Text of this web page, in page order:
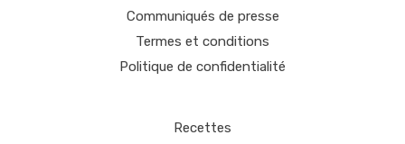
Communiqués de presse
Termes et conditions
Politique de confidentialité
Recettes